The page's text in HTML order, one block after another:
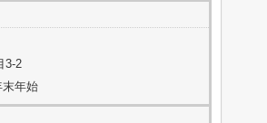
3-2
年始